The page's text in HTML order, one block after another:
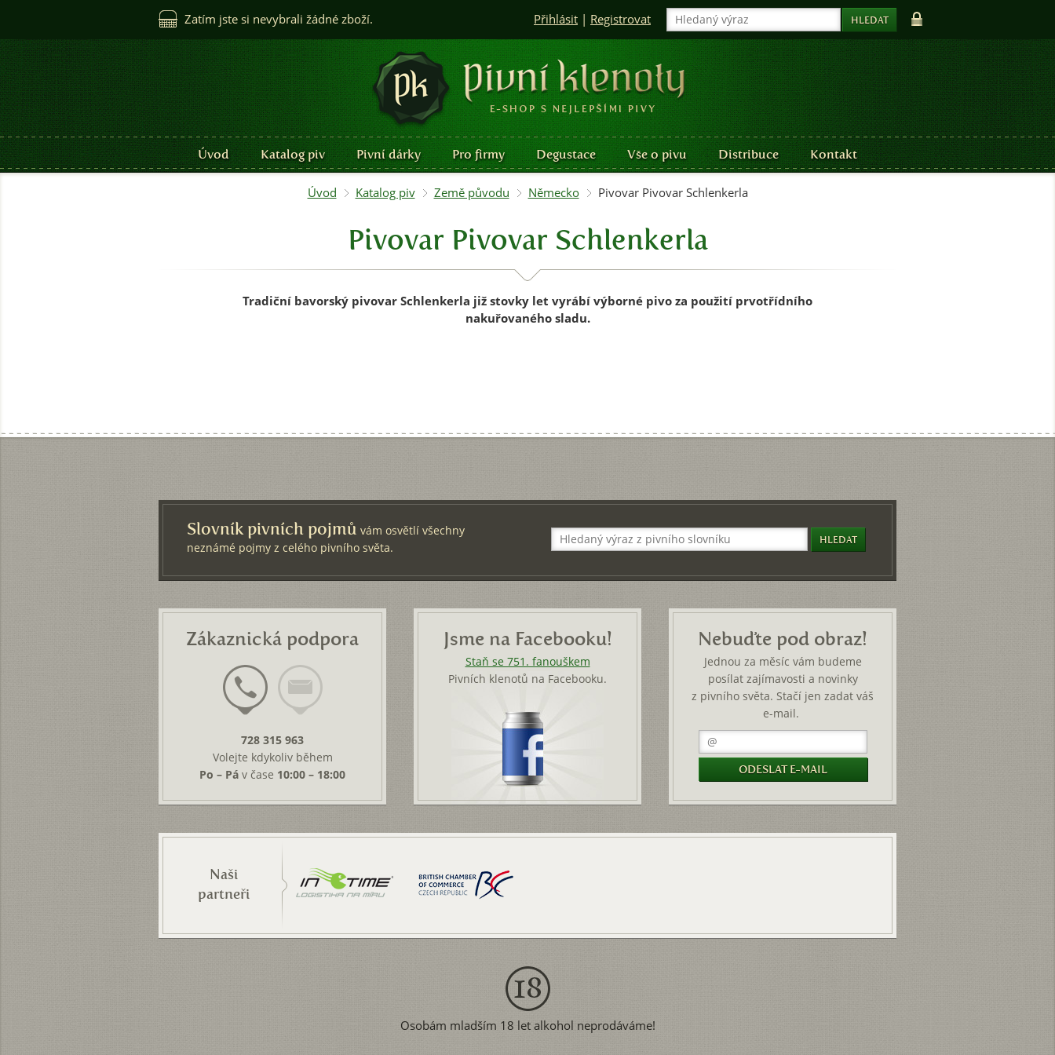
Úvod Katalog piv Pivní dárky Pro firmy Degustace Vše o pivu Distribuce Kontakt
Zatím jste si nevybrali žádné zboží. Přihlásit | Registrovat
Úvod Katalog piv Země původu Německo Pivovar Pivovar Schlenkerla
Pivovar Pivovar Schlenkerla
Tradiční bavorský pivovar Schlenkerla již stovky let vyrábí výborné pivo za použití prvotřídního
nakuřovaného sladu.
Slovník pivních pojmů vám osvětlí všechny
neznámé pojmy z celého pivního světa.
Zákaznická podpora
728 315 963
Volejte kdykoliv během
Po – Pá v čase 10:00 – 18:00
Jsme na Facebooku!
Staň se 751. fanouškem
Pivních klenotů na Facebooku.
Nebuďte pod obraz!
Jednou za měsíc vám budeme
posílat zajímavosti a novinky
z pivního světa. Stačí jen zadat váš
e-mail.
Naši
partneři
Osobám mladším 18 let alkohol neprodáváme!